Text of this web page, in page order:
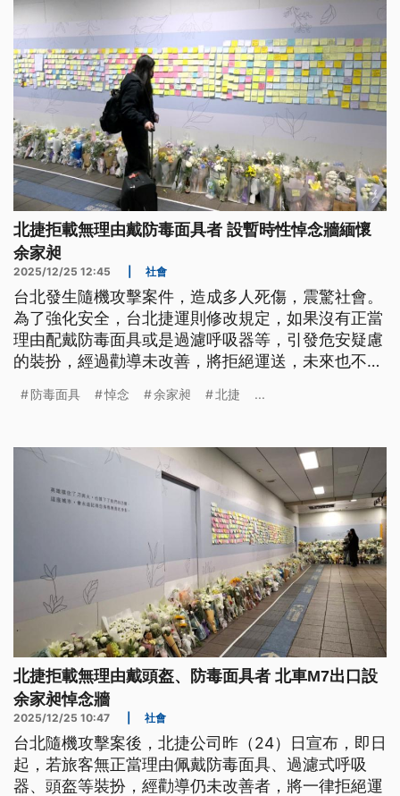
北捷拒載無理由戴防毒面具者 設暫時性悼念牆緬懷
余家昶
2025/12/25 12:45 社會
台北發生隨機攻擊案件，造成多人死傷，震驚社會。
為了強化安全，台北捷運則修改規定，如果沒有正當
理由配戴防毒面具或是過濾呼吸器等，引發危安疑慮
的裝扮，經過勸導未改善，將拒絕運送，未來也不排
時見義勇為而不幸身亡的余家昶，即日起也設置了暫
防毒面具 悼念 余家昶 北捷 ...
北捷拒載無理由戴頭盔、防毒面具者 北車M7出口設
余家昶悼念牆
2025/12/25 10:47 社會
台北隨機攻擊案後，北捷公司昨（24）日宣布，即日
起，若旅客無正當理由佩戴防毒面具、過濾式呼吸
器、頭盔等裝扮，經勸導仍未改善者，將一律拒絕運